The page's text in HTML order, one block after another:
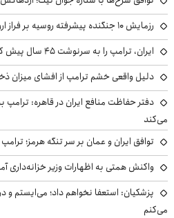
رزمایش ۱۰ جنگنده پیشرفته روسیه بر فراز اروپای مرکزی با مهمات واقعی
ایران، ترامپ را به سرنوشت ۴۵ سال پیش کارتر دچار می‌کند
دلیل واقعی خشم ترامپ از افشای میزان
دفتر حفاظت منافع ایران در قاهره: ترامپ
می‌کند
توافق ایران و عمان بر سر تنگه هرمز؛
واکنش همتی به اظهارات وزیر خزانه‌داری
پزشکیان: استعفا نخواهم داد؛ می‌ایستم و
می‌کنم